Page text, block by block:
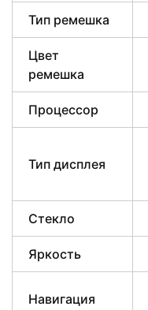
Тип ремешка
Цвет
ремешка
Процессор
Тип дисплея
Стекло
Яркость
Навигация